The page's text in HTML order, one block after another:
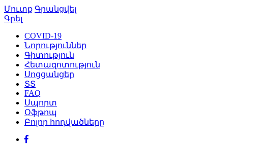
Մուտք Գրանցվել
Գրել
COVID-19
Նորություններ
Գիտություն
Հետազոտություն
Սոցցանցեր
ՏՏ
FAQ
Սպորտ
Օֆթոպ
Բոլոր հոդվածները